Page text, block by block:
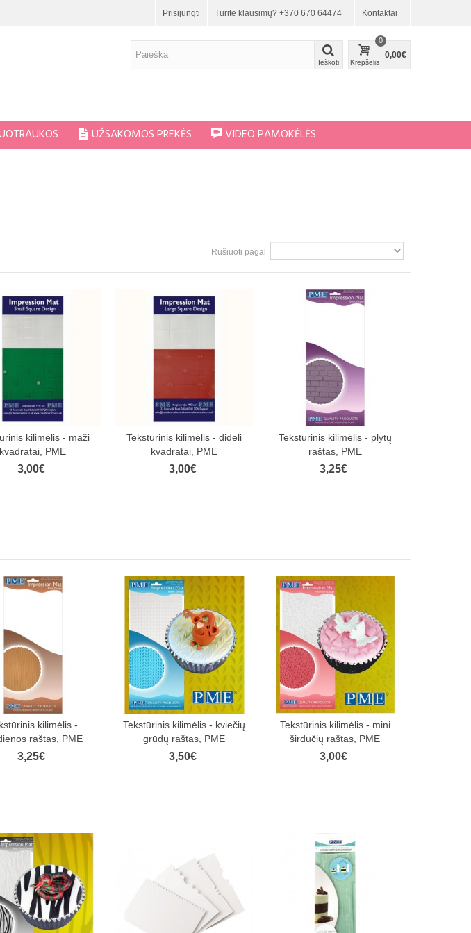
Kontaktai
Turite klausimų? +370 670 64474
Prisijungti
Ieškoti Krepšelis
0
0,00€
UŽSAKOMOS PREKĖS VIDEO PAMOKĖLĖS
Rūšiuoti pagal
kilimėlis - maži
kvadratai, PME
3,00€
Tekstūrinis kilimėlis - dideli
kvadratai, PME
3,00€
Tekstūrinis kilimėlis - plytų
raštas, PME
3,25€
kilimėlis -
raštas, PME
3,25€
Tekstūrinis kilimėlis - kviečių
grūdų raštas, PME
3,50€
Tekstūrinis kilimėlis - mini
širdučių raštas, PME
3,00€
pirmam
bei ypatingus pasiūlymus!